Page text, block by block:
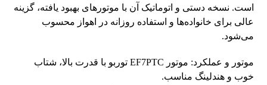
است. نسخه دستی و اتوماتیک آن با موتورهای بهبود یافته، گزینه
عالی برای خانواده‌ها و استفاده روزانه در اهواز محسوب
می‌شود.
موتور و عملکرد: موتور EF7PTC توربو با قدرت بالا، شتاب
خوب و هندلینگ مناسب.